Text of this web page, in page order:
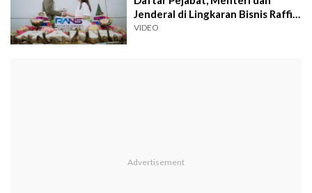
Jenderal di Lingkaran Bisnis Raffi
Ahmad
VIDEO